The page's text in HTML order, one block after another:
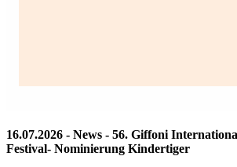
16.07.2026 - News - 56. Giffoni
Festival- Nominierung Kindertiger